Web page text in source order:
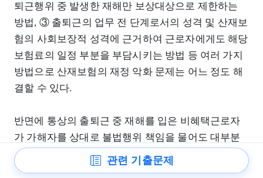
퇴근행위 중 발생한 재해만 보상대상으로 제한하는
방법, ③ 출퇴근의 업무 전 단계로서의 성격 및 산재보
험의 사회보장적 성격에 근거하여 근로자에게도 해당
보험료의 일정 부분을 부담시키는 방법 등 여러 가지
방법으로 산재보험의 재정 악화 문제는 어느 정도 해
결할 수 있다.
반면에 통상의 출퇴근 중 재해를 입은 비혜택근로자
가 가해자를 상대로 불법행위 책임을 물어도 대부분
고의⋅과실 등 입증책임의 어려움, 엄격한 인과관계의
요구, 손해배상액의 제한, 구제기간의 장기화 등으로
관련 기출문제